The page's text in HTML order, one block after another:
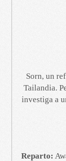
Sorn, un
Tailandia.
investiga a
Reparto: